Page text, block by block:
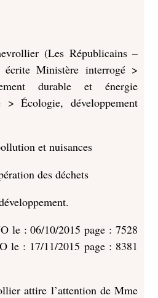
(Les Républicains –
écriteMinistère interrogé >
durable et énergie
>Écologie, développement
et nuisances
des déchets
le :06/10/2015 page :7528
le : 17/11/2015 page : 8381
attire l’attention de Mme